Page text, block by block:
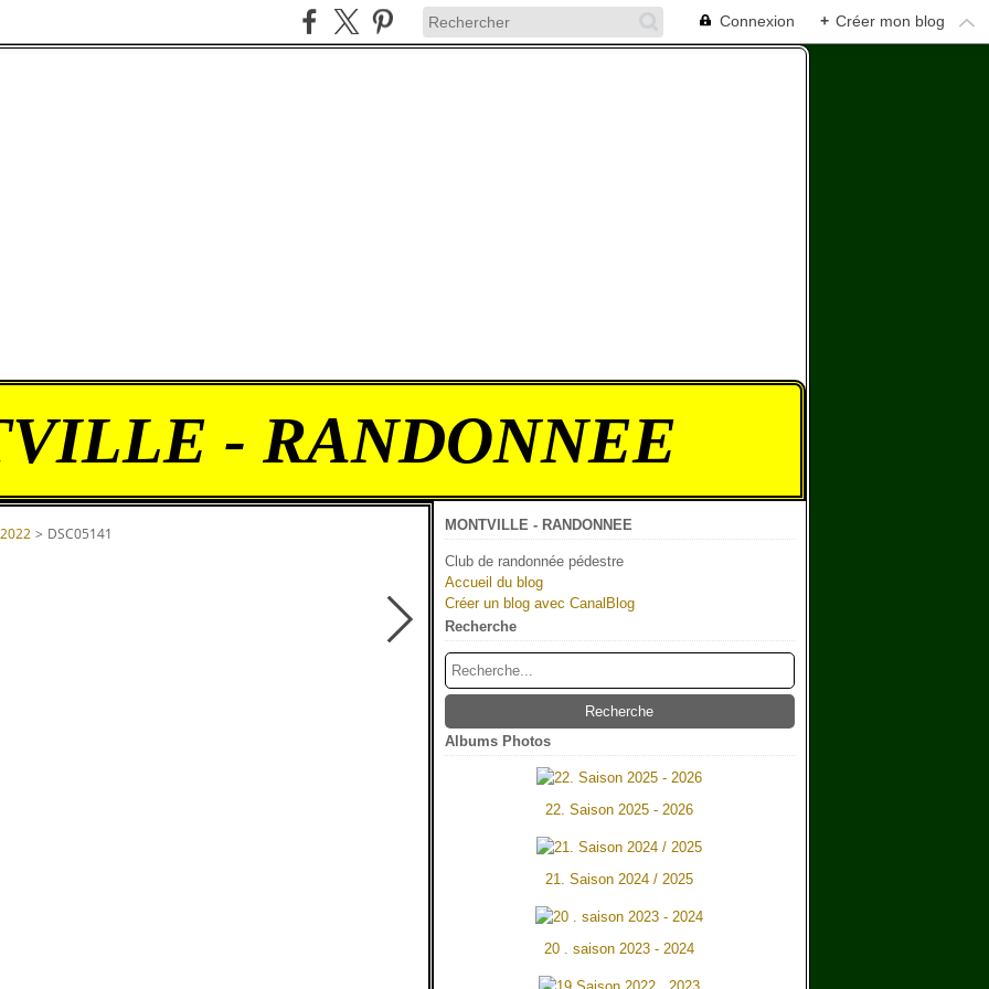
Connexion + Créer mon blog
- RANDONNEE
> DSC05141 MONTVILLE - RANDONNEE
Club de randonnée pédestre
Accueil du blog
Créer un blog avec CanalBlog
Recherche
Albums Photos
22. Saison 2025 - 2026
21. Saison 2024 / 2025
20 . saison 2023 - 2024